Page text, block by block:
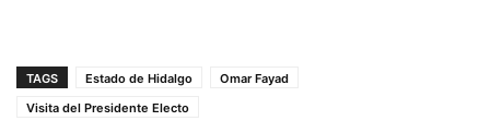
TAGS Estado de Hidalgo
Omar Fayad
Visita del Presidente Electo